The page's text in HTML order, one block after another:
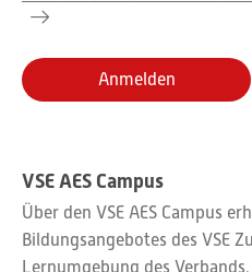
VSE AES Campus
Über den VSE AES Campus
Bildungsangebotes des VSE
Lernumgebung des Verbands.